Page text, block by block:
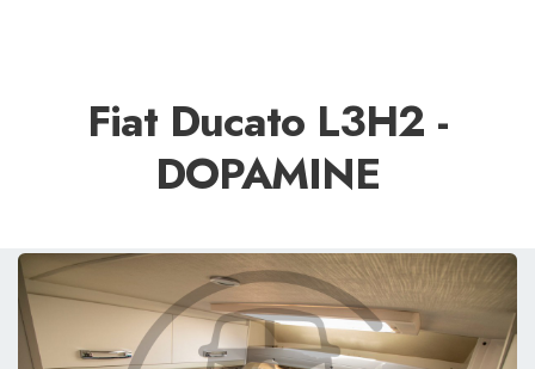
Fiat Ducato L3H2 -
DOPAMINE